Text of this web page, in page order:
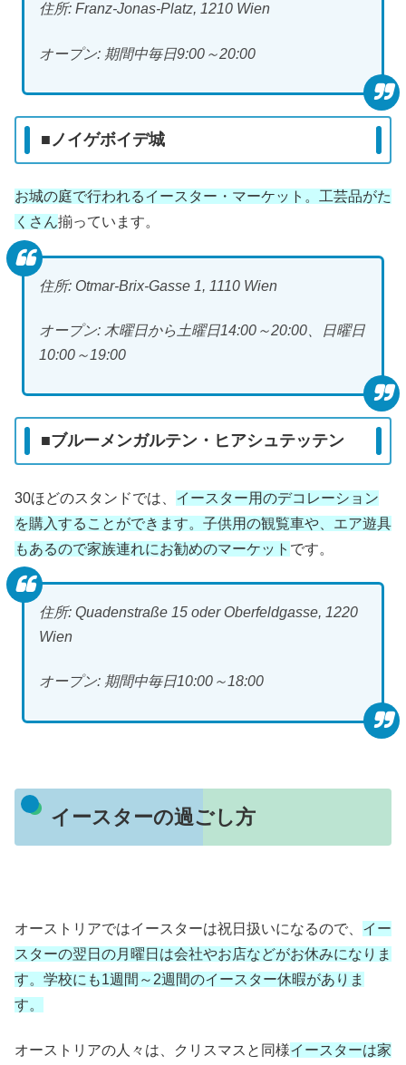
住所: Franz-Jonas-Platz, 1210 Wien
オープン: 期間中毎日9:00～20:00
■ノイゲボイデ城
お城の庭で行われるイースター・マーケット。工芸品がた
くさん揃っています。
住所: Otmar-Brix-Gasse 1, 1110 Wien
オープン: 木曜日から土曜日14:00～20:00、日曜日
10:00～19:00
■ブルーメンガルテン・ヒアシュテッテン
30ほどのスタンドでは、 イースター用のデコレーション
を購入することができます。子供用の観覧車や、エア遊具
もあるので家族連れにお勧めのマーケット です。
住所: Quadenstraße 15 oder Oberfeldgasse, 1220
Wien
オープン: 期間中毎日10:00～18:00
イースターの過ごし方
オーストリアではイースターは祝日扱いになるので、 イー
スターの翌日の月曜日は会社やお店などがお休みになりま
す。学校にも1週間～2週間のイースター休暇がありま
す。
オーストリアの人々は、クリスマスと同様イースターは家